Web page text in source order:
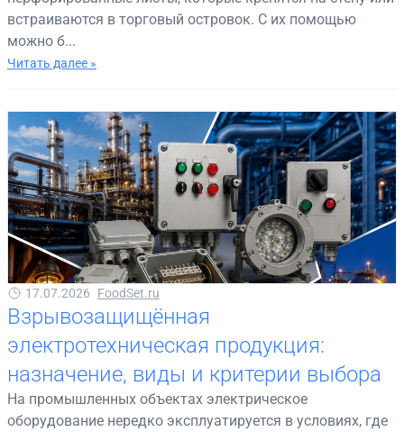
встраиваются в торговый островок. С их помощью
можно б...
Читать далее »
17.07.2026 FoodSet.ru
Взрывозащищённая
электротехническая продукция:
назначение, виды и критерии выбора
На промышленных объектах электрическое
оборудование нередко эксплуатируется в условиях, где